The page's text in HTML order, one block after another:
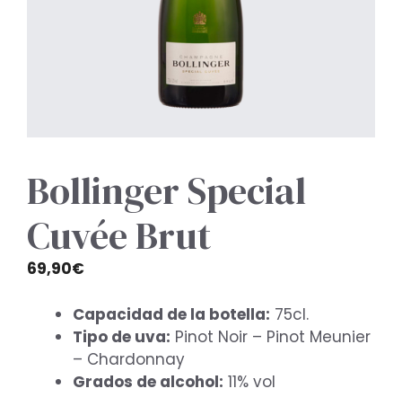
Bollinger Special
Cuvée Brut
69,90€
Capacidad de la botella: 75cl.
Tipo de uva: Pinot Noir – Pinot Meunier
– Chardonnay
Grados de alcohol: 11% vol